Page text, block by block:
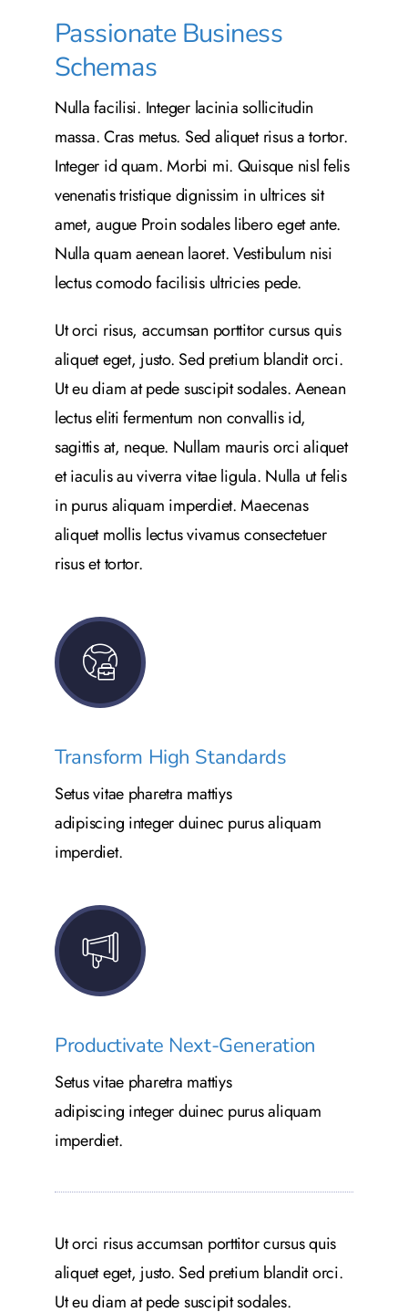
Passionate Business
Schemas
Nulla facilisi. Integer lacinia sollicitudin
massa. Cras metus. Sed aliquet risus a tortor.
Integer id quam. Morbi mi. Quisque nisl felis
venenatis tristique dignissim in ultrices sit
amet, augue Proin sodales libero eget ante.
Nulla quam aenean laoret. Vestibulum nisi
lectus comodo facilisis ultricies pede.
Ut orci risus, accumsan porttitor cursus quis
aliquet eget, justo. Sed pretium blandit orci.
Ut eu diam at pede suscipit sodales. Aenean
lectus eliti fermentum non convallis id,
sagittis at, neque. Nullam mauris orci aliquet
et iaculis au viverra vitae ligula. Nulla ut felis
in purus aliquam imperdiet. Maecenas
aliquet mollis lectus vivamus consectetuer
risus et tortor.
Transform High Standards
Setus vitae pharetra mattiys
adipiscing integer duinec purus aliquam
imperdiet.
Productivate Next-Generation
Setus vitae pharetra mattiys
adipiscing integer duinec purus aliquam
imperdiet.
Ut orci risus accumsan porttitor cursus quis
aliquet eget, justo. Sed pretium blandit orci.
Ut eu diam at pede suscipit sodales.